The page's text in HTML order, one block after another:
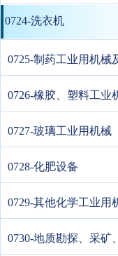
0724-洗衣机
0725-制药工业用机械
0726-橡胶、塑料工业
0727-玻璃工业用机械
0728-化肥设备
0729-其他化学工业用
0730-地质勘探、采矿